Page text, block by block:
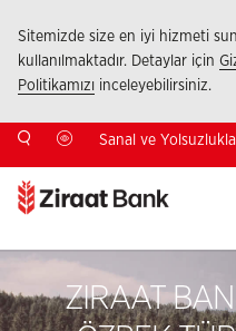
Sitemizde size en iyi hizmeti
kullanılmaktadır. Detaylar için
Politikamızı inceleyebilirsiniz.
Sanal ve
ZIRAAT